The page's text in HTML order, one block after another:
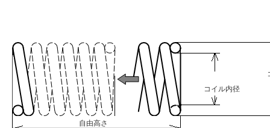
コイル内径
自由高さ